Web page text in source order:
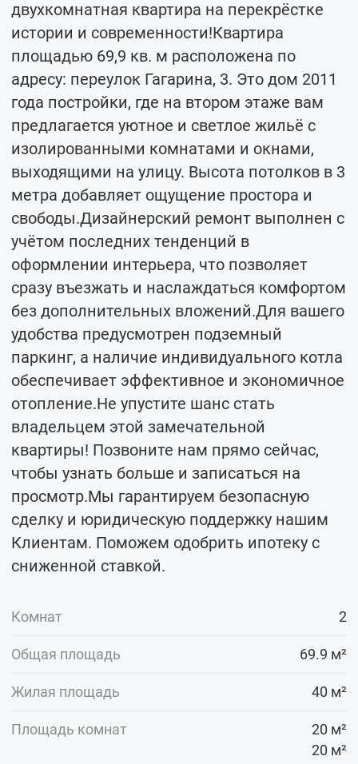
двухкомнатная квартира на перекрёстке
истории и современности!Квартира
площадью 69,9 кв. м расположена по
адресу: переулок Гагарина, 3. Это дом 2011
года постройки, где на втором этаже вам
предлагается уютное и светлое жильё с
изолированными комнатами и окнами,
выходящими на улицу. Высота потолков в 3
метра добавляет ощущение простора и
свободы.Дизайнерский ремонт выполнен с
учётом последних тенденций в
оформлении интерьера, что позволяет
сразу въезжать и наслаждаться комфортом
без дополнительных вложений.Для вашего
удобства предусмотрен подземный
паркинг, а наличие индивидуального котла
обеспечивает эффективное и экономичное
отопление.Не упустите шанс стать
владельцем этой замечательной
квартиры! Позвоните нам прямо сейчас,
чтобы узнать больше и записаться на
просмотр.Мы гарантируем безопасную
сделку и юридическую поддержку нашим
Клиентам. Поможем одобрить ипотеку с
сниженной ставкой.
Комнат 2
Общая площадь 69.9 м²
Жилая площадь 40 м²
Площадь комнат
20 м²
20 м²